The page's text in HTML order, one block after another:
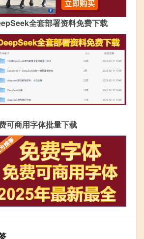
全套部署资料免费下载
可商用字体批量下载